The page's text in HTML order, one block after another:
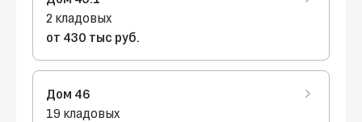
2 кладовых
от 430 тыс руб.
Дом 46
19 кладовых